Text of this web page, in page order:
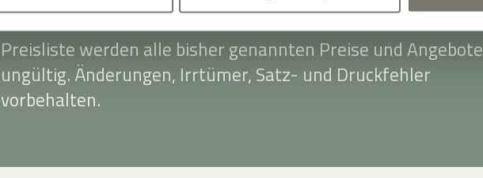
Stand Preisliste: Dezember 2025. Mit Erscheinen dieser
Preisliste werden alle bisher genannten Preise und Angebote
ungültig. Änderungen, Irrtümer, Satz- und Druckfehler
vorbehalten.